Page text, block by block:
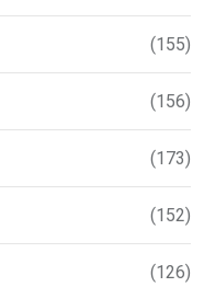
(155)
(156)
(173)
(152)
(126)